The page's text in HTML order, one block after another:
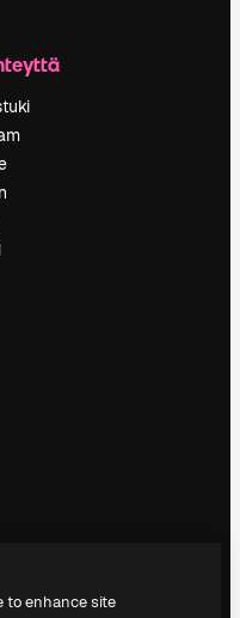
to enhance site